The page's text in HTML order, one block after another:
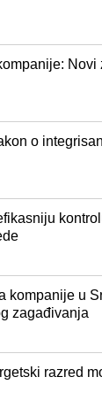
o
kompanije u
zagađivanja
razred